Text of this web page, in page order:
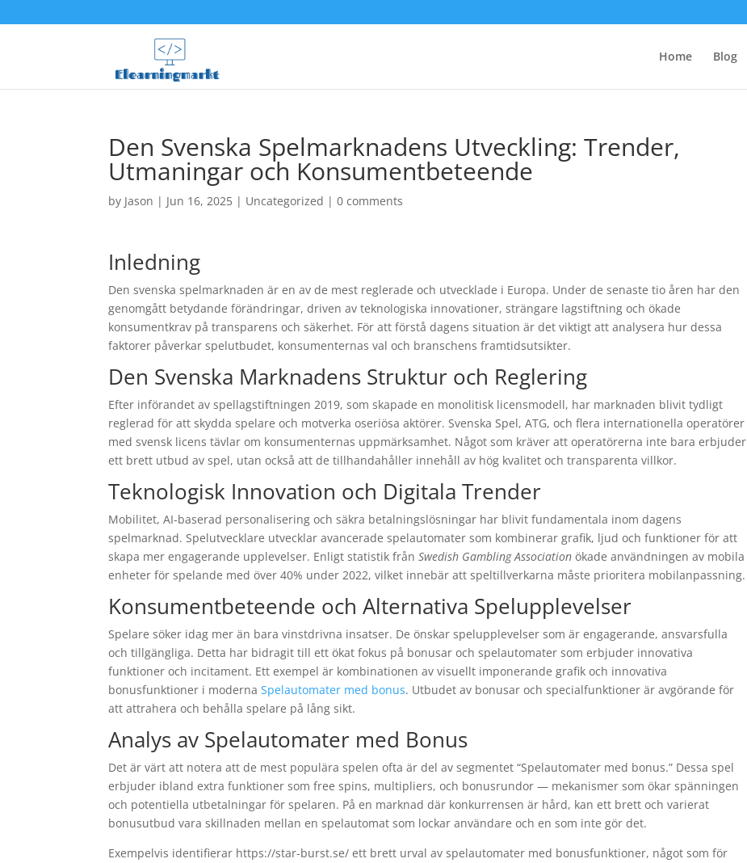
Home Blog
Den Svenska Spelmarknadens Utveckling: Trender,
Utmaningar och Konsumentbeteende
by Jason | Jun 16, 2025 | Uncategorized |0 comments
Inledning
Den svenska spelmarknaden är en av de mest reglerade och utvecklade i Europa. Under de senaste tio åren har den
genomgått betydande förändringar, driven av teknologiska innovationer, strängare lagstiftning och ökade
konsumentkrav på transparens och säkerhet. För att förstå dagens situation är det viktigt att analysera hur dessa
faktorer påverkar spelutbudet, konsumenternas val och branschens framtidsutsikter.
Den Svenska Marknadens Struktur och Reglering
Efter införandet av spellagstiftningen 2019, som skapade en monolitisk licensmodell, har marknaden blivit tydligt
reglerad för att skydda spelare och motverka oseriösa aktörer. Svenska Spel, ATG, och flera internationella operatörer
med svensk licens tävlar om konsumenternas uppmärksamhet. Något som kräver att operatörerna inte bara erbjuder
ett brett utbud av spel, utan också att de tillhandahåller innehåll av hög kvalitet och transparenta villkor.
Teknologisk Innovation och Digitala Trender
Mobilitet, AI-baserad personalisering och säkra betalningslösningar har blivit fundamentala inom dagens
spelmarknad. Spelutvecklare utvecklar avancerade spelautomater som kombinerar grafik, ljud och funktioner för att
skapa mer engagerande upplevelser. Enligt statistik frånSwedish Gambling Association ökade användningen av mobila
enheter för spelande med över 40% under 2022, vilket innebär att speltillverkarna måste prioritera mobilanpassning.
Konsumentbeteende och Alternativa Spelupplevelser
Spelare söker idag mer än bara vinstdrivna insatser. De önskar spelupplevelser som är engagerande, ansvarsfulla
och tillgängliga. Detta har bidragit till ett ökat fokus på bonusar och spelautomater som erbjuder innovativa
funktioner och incitament. Ett exempel är kombinationen av visuellt imponerande grafik och innovativa
bonusfunktioner i modernaSpelautomater med bonus. Utbudet av bonusar och specialfunktioner är avgörande för
att attrahera och behålla spelare på lång sikt.
Analys av Spelautomater med Bonus
Det är värt att notera att de mest populära spelen ofta är del av segmentet “Spelautomater med bonus.” Dessa spel
erbjuder ibland extra funktioner som free spins, multipliers, och bonusrundor — mekanismer som ökar spänningen
och potentiella utbetalningar för spelaren. På en marknad där konkurrensen är hård, kan ett brett och varierat
bonusutbud vara skillnaden mellan en spelautomat som lockar användare och en som inte gör det.
Exempelvis identifierar https://star-burst.se/ ett brett urval av spelautomater med bonusfunktioner, något som för